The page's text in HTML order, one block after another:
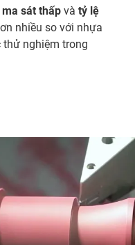
sát thấp và tỷ lệ
nhiều so với nhựa
nghiệm trong